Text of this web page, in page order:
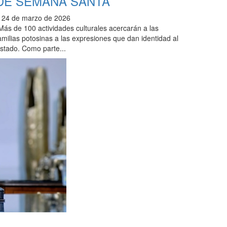
24 de marzo de 2026
de 100 actividades culturales acercarán a las
potosinas a las expresiones que dan identidad al
Como parte...
11 Siguiente